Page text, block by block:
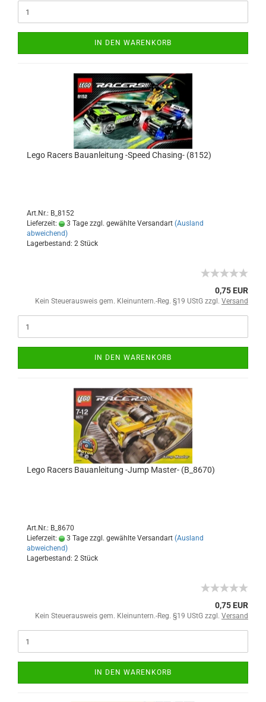
IN DEN WARENKORB
Lego Racers Bauanleitung -Speed Chasing- (8152)
Art.Nr.: B_8152
Lieferzeit:
3 Tage zzgl. gewählte Versandart (Ausland
abweichend)
Lagerbestand: 2 Stück
0,75 EUR
Kein Steuerausweis gem. Kleinuntern.-Reg. §19 UStG zzgl. Versand
IN DEN WARENKORB
Lego Racers Bauanleitung -Jump Master- (B_8670)
Art.Nr.: B_8670
Lieferzeit:
3 Tage zzgl. gewählte Versandart (Ausland
abweichend)
Lagerbestand: 2 Stück
0,75 EUR
Kein Steuerausweis gem. Kleinuntern.-Reg. §19 UStG zzgl. Versand
IN DEN WARENKORB